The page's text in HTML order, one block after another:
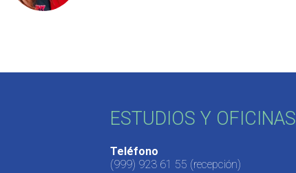
ESTUDIOS Y OFICINAS
Teléfono
(999) 923 61 55 (recepción)